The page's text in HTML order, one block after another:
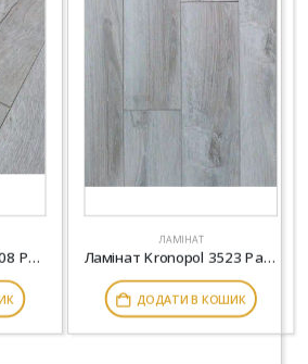
Ламинат Kronopol 7708 Parfe Floor Narrow 4V Дуб Довиль
ЛАМІНАТ
Ламінат Kronopol 3523 Parfe Floor Narrow 4V Дуб Шамони
ДОДАТИ В КОШИК